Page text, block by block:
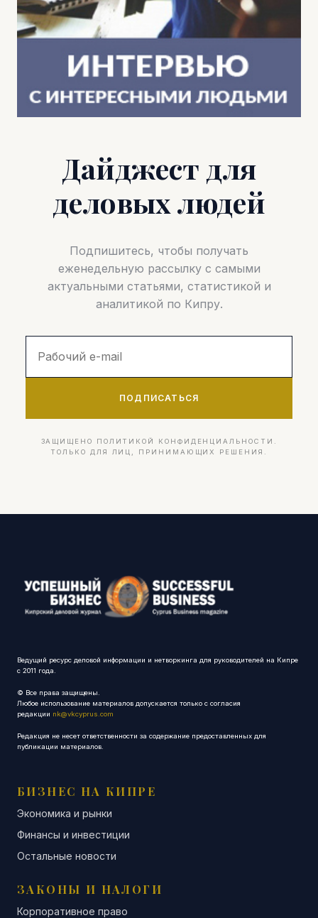
Дайджест для
деловых людей
Подпишитесь, чтобы получать
еженедельную рассылку с самыми
актуальными статьями, статистикой и
аналитикой по Кипру.
ПОДПИСАТЬСЯ
ЗАЩИЩЕНО ПОЛИТИКОЙ КОНФИДЕНЦИАЛЬНОСТИ.
ТОЛЬКО ДЛЯ ЛИЦ, ПРИНИМАЮЩИХ РЕШЕНИЯ.
Ведущий ресурс деловой информации и нетворкинга для руководителей на Кипре
с 2011 года.
© Все права защищены.
Любое использование материалов допускается только с согласия
редакции nk@vkcyprus.com
Редакция не несет ответственности за содержание предоставленных для
публикации материалов.
БИЗНЕС НА КИПРЕ
Экономика и рынки
Финансы и инвестиции
Остальные новости
ЗАКОНЫ И НАЛОГИ
Корпоративное право